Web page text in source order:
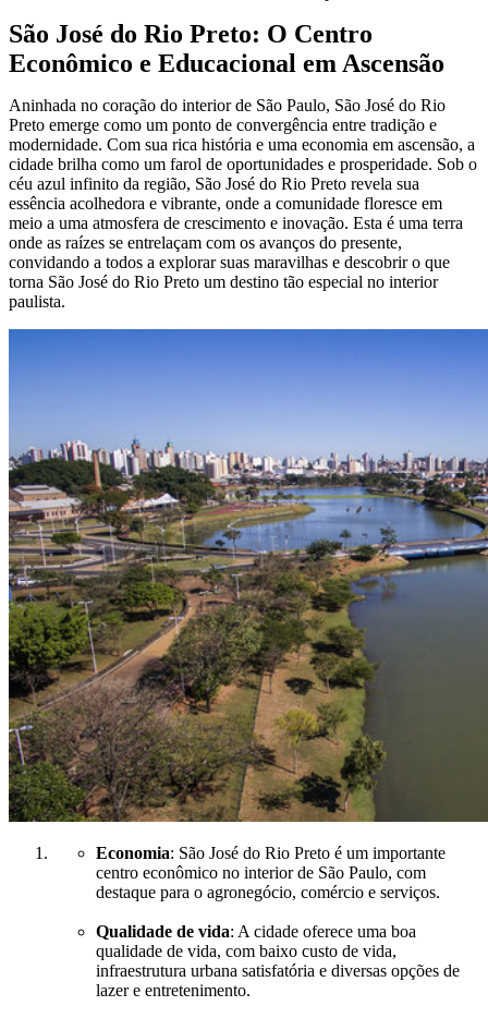
São José do Rio Preto: O Centro
Econômico e Educacional em Ascensão
Aninhada no coração do interior de São Paulo, São José do Rio
Preto emerge como um ponto de convergência entre tradição e
modernidade. Com sua rica história e uma economia em ascensão, a
cidade brilha como um farol de oportunidades e prosperidade. Sob o
céu azul infinito da região, São José do Rio Preto revela sua
essência acolhedora e vibrante, onde a comunidade floresce em
meio a uma atmosfera de crescimento e inovação. Esta é uma terra
onde as raízes se entrelaçam com os avanços do presente,
convidando a todos a explorar suas maravilhas e descobrir o que
torna São José do Rio Preto um destino tão especial no interior
paulista.
Economia: São José do Rio Preto é um importante
centro econômico no interior de São Paulo, com
destaque para o agronegócio, comércio e serviços.
Qualidade de vida: A cidade oferece uma boa
qualidade de vida, com baixo custo de vida,
infraestrutura urbana satisfatória e diversas opções de
lazer e entretenimento.